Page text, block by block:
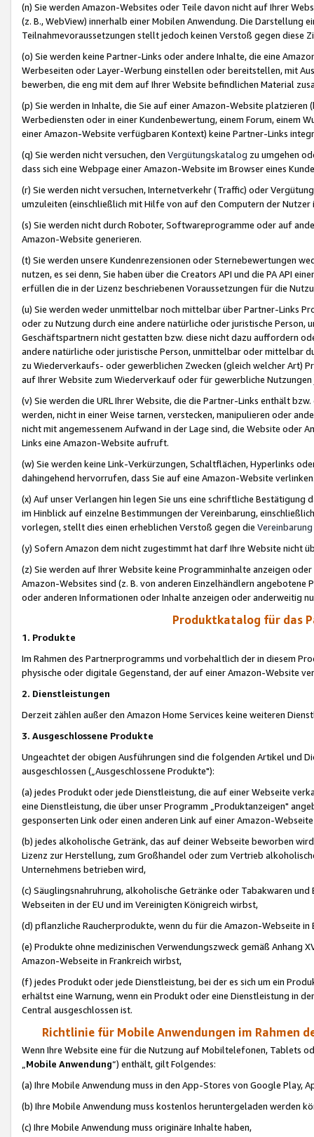
(n) Sie werden Amazon-Websites oder Teile davon nicht auf Ihrer
(z. B., WebView) innerhalb einer Mobilen Anwendung. Die Darstellung
Teilnahmevoraussetzungen stellt jedoch keinen Verstoß gegen diese
(o) Sie werden keine Partner-Links oder andere Inhalte, die eine
Werbeseiten oder Layer-Werbung einstellen oder bereitstellen, mit
bewerben, die eng mit dem auf Ihrer Website befindlichen Material
(p) Sie werden in Inhalte, die Sie auf einer Amazon-Website
Werbediensten oder in einer Kundenbewertung, einem Forum, einem
einer Amazon-Website verfügbaren Kontext) keine Partner-Links
(q) Sie werden nicht versuchen, den Vergütungskatalog zu umgehen
dass sich eine Webpage einer Amazon-Website im Browser eines
(r) Sie werden nicht versuchen, Internetverkehr (Traffic) oder
umzuleiten (einschließlich mit Hilfe von auf den Computern der
(s) Sie werden nicht durch Roboter, Softwareprogramme oder auf
Amazon-Website generieren.
(t) Sie werden unsere Kundenrezensionen oder Sternebewertungen
nutzen, es sei denn, Sie haben über die Creators API und die PA API
erfüllen die in der Lizenz beschriebenen Voraussetzungen für die
(u) Sie werden weder unmittelbar noch mittelbar über Partner-Links
oder zu Nutzung durch eine andere natürliche oder juristische
Geschäftspartnern nicht gestatten bzw. diese nicht dazu auffordern
andere natürliche oder juristische Person, unmittelbar oder mittelbar
zu Wiederverkaufs- oder gewerblichen Zwecken (gleich welcher Art)
auf Ihrer Website zum Wiederverkauf oder für gewerbliche
(v) Sie werden die URL Ihrer Website, die die Partner-Links enthält
werden, nicht in einer Weise tarnen, verstecken, manipulieren oder
nicht mit angemessenem Aufwand in der Lage sind, die Website oder
Links eine Amazon-Website aufruft.
(w) Sie werden keine Link-Verkürzungen, Schaltflächen, Hyperlinks
dahingehend hervorrufen, dass Sie auf eine Amazon-Website
(x) Auf unser Verlangen hin legen Sie uns eine schriftliche
im Hinblick auf einzelne Bestimmungen der Vereinbarung,
vorlegen, stellt dies einen erheblichen Verstoß gegen die Vereinbarung
(y) Sofern Amazon dem nicht zugestimmt hat darf Ihre Website nicht
(z) Sie werden auf Ihrer Website keine Programminhalte anzeigen
Amazon-Websites sind (z. B. von anderen Einzelhändlern
oder anderen Informationen oder Inhalte anzeigen oder anderweitig
Produktkatalog für das
1. Produkte
Im Rahmen des Partnerprogramms und vorbehaltlich der in diesem
physische oder digitale Gegenstand, der auf einer Amazon-Website
2. Dienstleistungen
Derzeit zählen außer den Amazon Home Services keine weiteren
3. Ausgeschlossene Produkte
Ungeachtet der obigen Ausführungen sind die folgenden Artikel und
ausgeschlossen („Ausgeschlossene Produkte"):
(a) jedes Produkt oder jede Dienstleistung, die auf einer Webseite
eine Dienstleistung, die über unser Programm „Produktanzeigen"
gesponserten Link oder einen anderen Link auf einer Amazon-
(b) jedes alkoholische Getränk, das auf deiner Webseite beworben
Lizenz zur Herstellung, zum Großhandel oder zum Vertrieb
Unternehmens betrieben wird,
(c) Säuglingsnahruhrung, alkoholische Getränke oder Tabakwaren
Webseiten in der EU und im Vereinigten Königreich wirbst,
(d) pflanzliche Raucherprodukte, wenn du für die Amazon-Webseite in
(e) Produkte ohne medizinischen Verwendungszweck gemäß Anhang
Amazon-Webseite in Frankreich wirbst,
(f) jedes Produkt oder jede Dienstleistung, bei der es sich um ein
erhältst eine Warnung, wenn ein Produkt oder eine Dienstleistung in
Central ausgeschlossen ist.
Richtlinie für Mobile Anwendungen im Rahmen
Wenn Ihre Website eine für die Nutzung auf Mobiltelefonen, Tablets
„Mobile Anwendung“) enthält, gilt Folgendes:
(a) Ihre Mobile Anwendung muss in den App-Stores von Google Play,
(b) Ihre Mobile Anwendung muss kostenlos heruntergeladen werden
(c) Ihre Mobile Anwendung muss originäre Inhalte haben,